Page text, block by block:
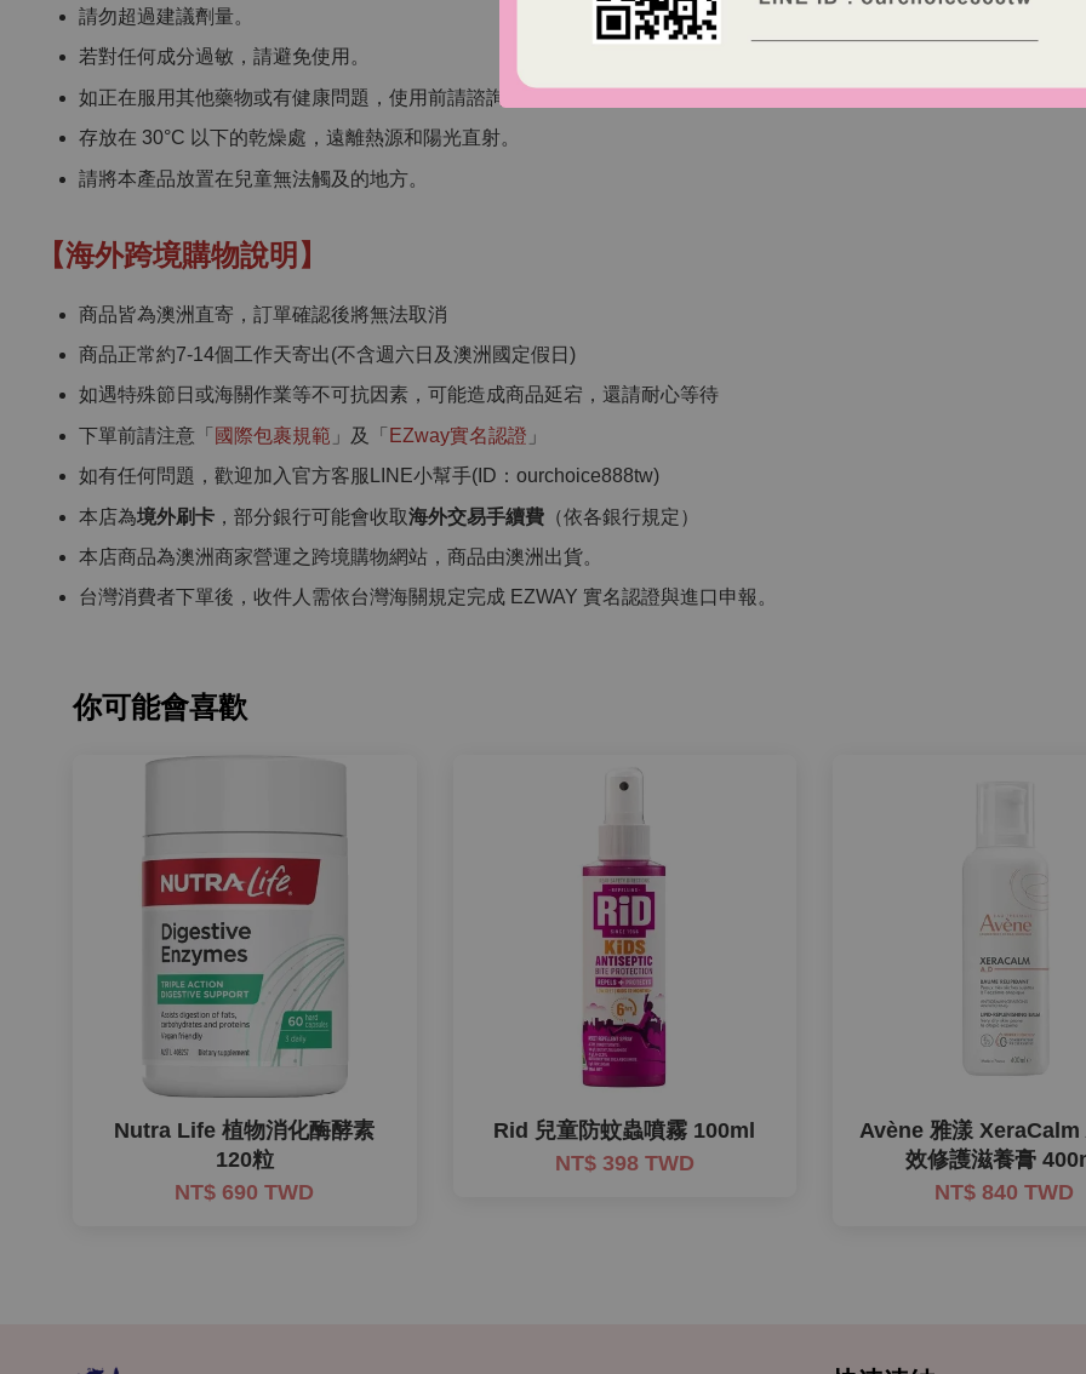
請勿超過建議劑量。
若對任何成分過敏，請避免使用。
如正在服用其他藥物或有健康問題，使用前請諮詢醫療專業人員。
存放在 30°C 以下的乾燥處，遠離熱源和陽光直射。
請將本產品放置在兒童無法觸及的地方。
【海外跨境購物說明】
商品皆為澳洲直寄，訂單確認後將無法取消
商品正常約7-14個工作天寄出(不含週六日及澳洲國定假日)
如遇特殊節日或海關作業等不可抗因素，可能造成商品延宕，還請耐心等待
下單前請注意「 國際包裹規範 」及「 EZway實名認證 」
如有任何問題，歡迎加入官方客服LINE小幫手(ID：ourchoice888tw)
本店為境外刷卡 ，部分銀行可能會收取海外交易手續費 （依各銀行規定）
本店商品為澳洲商家營運之跨境購物網站，商品由澳洲出貨。
台灣消費者下單後，收件人需依台灣海關規定完成 EZWAY 實名認證與進口申報。
你可能會喜歡
Nutra Life 植物消化酶酵素
120粒
NT$ 690 TWD
Rid 兒童防蚊蟲噴霧 100ml
NT$ 398 TWD
Avène 雅漾 XeraCalm
效修護滋養膏
NT$ 840 TWD